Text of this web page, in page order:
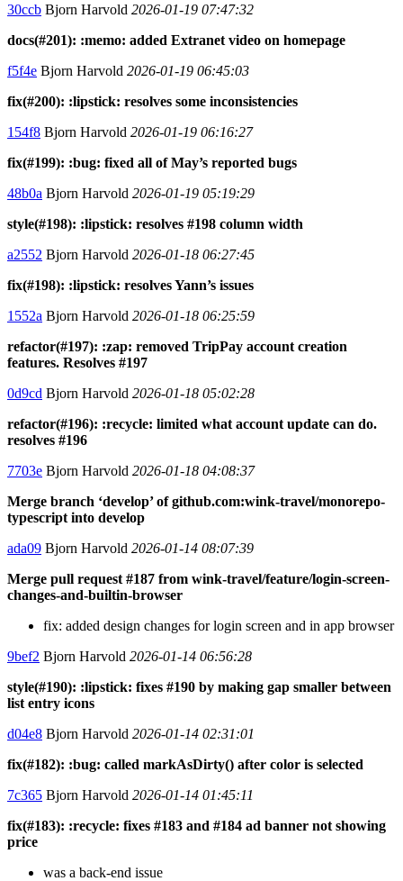
30ccb Bjorn Harvold 2026-01-19 07:47:32
docs(#201): :memo: added Extranet video on homepage
f5f4e Bjorn Harvold 2026-01-19 06:45:03
fix(#200): :lipstick: resolves some inconsistencies
154f8 Bjorn Harvold 2026-01-19 06:16:27
fix(#199): :bug: fixed all of May’s reported bugs
48b0a Bjorn Harvold 2026-01-19 05:19:29
style(#198): :lipstick: resolves #198 column width
a2552 Bjorn Harvold 2026-01-18 06:27:45
fix(#198): :lipstick: resolves Yann’s issues
1552a Bjorn Harvold 2026-01-18 06:25:59
refactor(#197): :zap: removed TripPay account creation
features. Resolves #197
0d9cd Bjorn Harvold 2026-01-18 05:02:28
refactor(#196): :recycle: limited what account update can do.
resolves #196
7703e Bjorn Harvold 2026-01-18 04:08:37
Merge branch ‘develop’ of github.com:wink-travel/monorepo-
typescript into develop
ada09 Bjorn Harvold 2026-01-14 08:07:39
Merge pull request #187 from wink-travel/feature/login-screen-
changes-and-builtin-browser
fix: added design changes for login screen and in app browser
9bef2 Bjorn Harvold 2026-01-14 06:56:28
style(#190): :lipstick: fixes #190 by making gap smaller between
list entry icons
d04e8 Bjorn Harvold 2026-01-14 02:31:01
fix(#182): :bug: called markAsDirty() after color is selected
7c365 Bjorn Harvold 2026-01-14 01:45:11
fix(#183): :recycle: fixes #183 and #184 ad banner not showing
price
was a back-end issue